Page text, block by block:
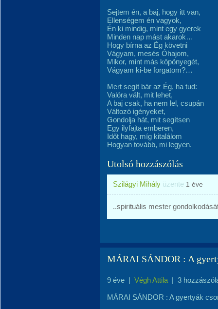
Sejtem én, a baj, hogy itt van,
Ellenségem én vagyok,
Én ki mindig, mint egy gyerek
Minden nap mást akarok…
Hogy bírna az Ég követni
Vágyam, mesés Óhajom,
Mikor, mint más köpönyegét,
Vágyam ki-be forgatom?…
Mert segít bár az Ég, ha tud:
Valóra vált, mit lehet,
A baj csak, ha nem lel, csupán
Változó igényeket,
Gondolja hát, mit segítsen
Egy ilyfajta emberen,
Időt hagy, míg kitalálom
Hogyan tovább, mi legyen.
Utolsó hozzászólás
Szilágyi Mihály üzente 1 éve
..spirituális mester
MÁRAI SÁNDOR : A
9 éve | Végh Attila | 3
MÁRAI SÁNDOR : A gyertyák